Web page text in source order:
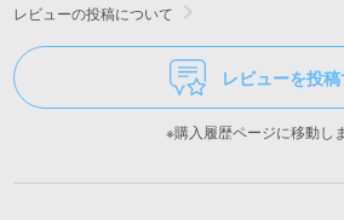
レビューの投稿について
レビューを投
※購入履歴ページに移動しま